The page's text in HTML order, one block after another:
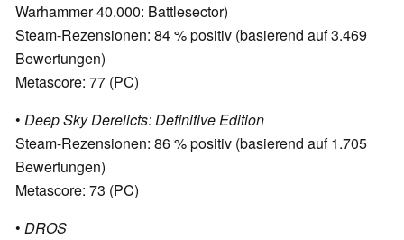
Warhammer 40.000: Battlesector)
Steam-Rezensionen: 84 % positiv (basierend auf 3.469
Bewertungen)
Metascore: 77 (PC)
• Deep Sky Derelicts: Definitive Edition
Steam-Rezensionen: 86 % positiv (basierend auf 1.705
Bewertungen)
Metascore: 73 (PC)
• DROS